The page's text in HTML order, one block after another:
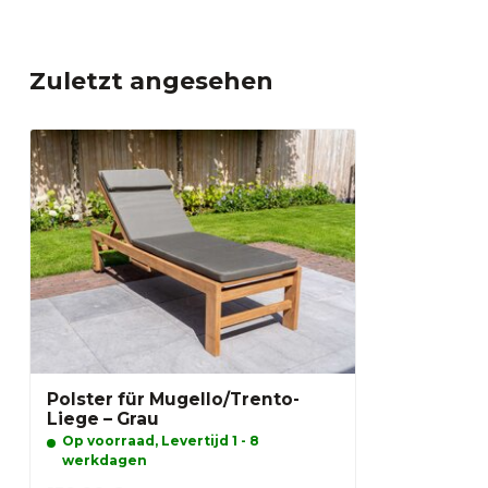
Zuletzt angesehen
Polster für Mugello/Trento-
Liege – Grau
Op voorraad, Levertijd 1 - 8
werkdagen